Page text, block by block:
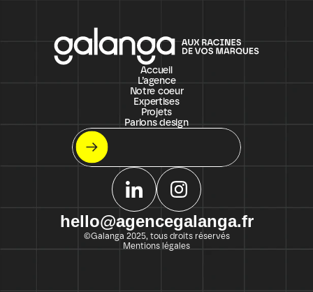
Accueil
L’agence
Notre coeur
Expertises
Projets
Parlons design
On s'appelle ?
Let's meet !
hello@agencegalanga.fr
©Galanga 2025, tous droits réservés
Mentions légales